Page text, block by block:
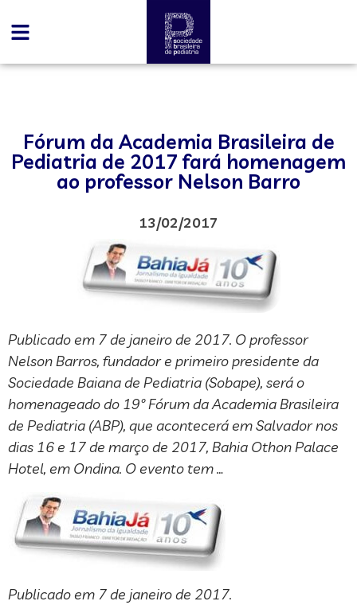
Fórum da Academia Brasileira de
Pediatria de 2017 fará homenagem
ao professor Nelson Barro
13/02/2017
Publicado em 7 de janeiro de 2017. O professor
Nelson Barros, fundador e primeiro presidente da
Sociedade Baiana de Pediatria (Sobape), será o
homenageado do 19º Fórum da Academia Brasileira
de Pediatria (ABP), que acontecerá em Salvador nos
dias 16 e 17 de março de 2017, Bahia Othon Palace
Hotel, em Ondina. O evento tem …
Publicado em 7 de janeiro de 2017.